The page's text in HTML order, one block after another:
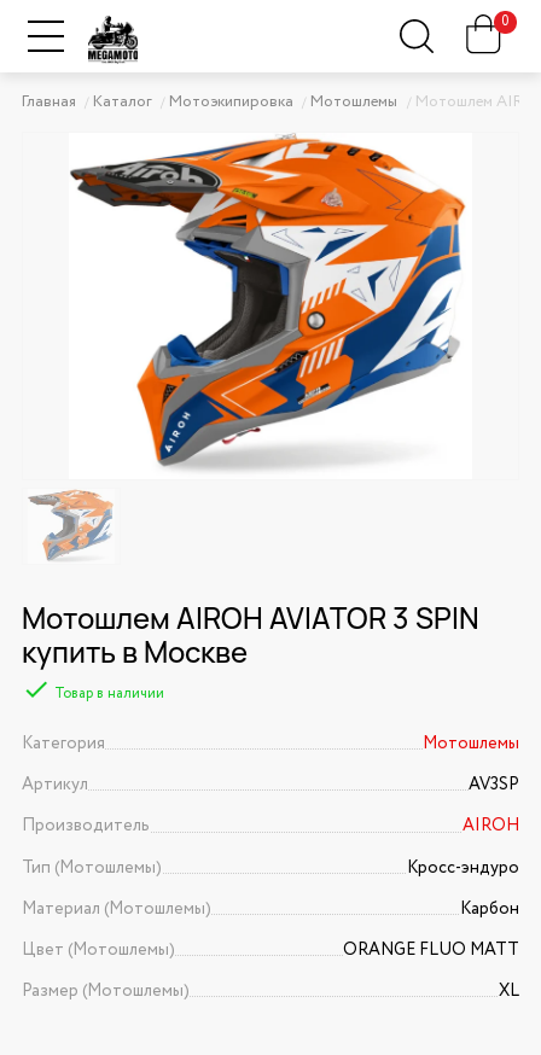
0
Главная Каталог Мотоэкипировка Мотошлемы Мотошлем
Мотошлем AIROH AVIATOR 3 SPIN
купить в Москве
Товар в наличии
Категория
Мотошлемы
Артикул
AV3SP
Производитель
AIROH
Тип (Мотошлемы)
Кросс-эндуро
Материал (Мотошлемы)
Карбон
Цвет (Мотошлемы)
ORANGE FLUO MATT
Размер (Мотошлемы)
XL